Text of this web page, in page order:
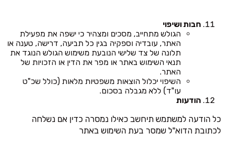
חבות ושיפוי
הגולש מתחייב, מסכים ומצהיר כי ישפה את מפעילת
האתר, עובדיה וספקיה בגין כל תביעה, דרישה, טענה או
תלונה של צד שלישי הנובעת משימוש הגולש הנוגד את
תנאי השימוש באתר או מפר את הדין או הזכויות של
האתר.
השיפוי יכלול הוצאות משפטיות מלאות (כולל שכ"ט
עו"ד) ללא מגבלה בסכום.
הודעות
כל הודעה למשתמש תיחשב כאילו נמסרה כדין אם נשלחה
לכתובת הדוא"ל שמסר בעת השימוש באתר